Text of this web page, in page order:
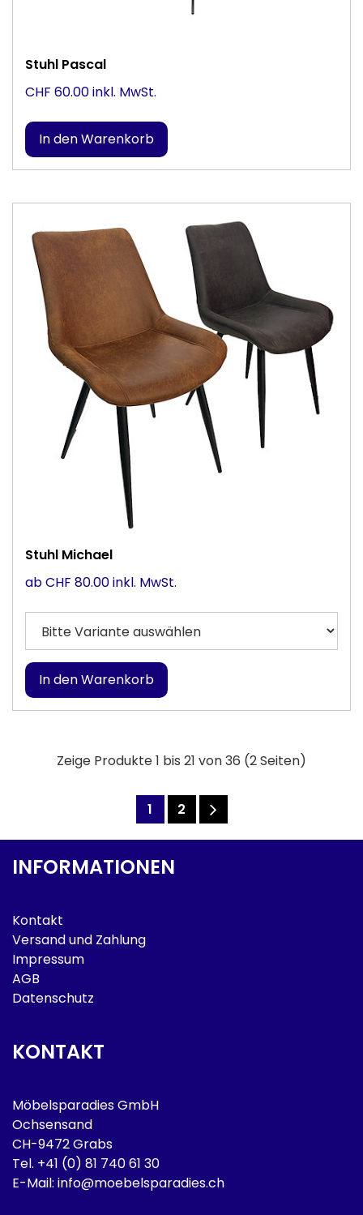
Stuhl Pascal
CHF 60.00 inkl. MwSt.
Stuhl Michael
ab CHF 80.00 inkl. MwSt.
Zeige Produkte 1 bis 21 von 36 (2 Seiten)
1 2
INFORMATIONEN
Kontakt
Versand und Zahlung
Impressum
AGB
Datenschutz
KONTAKT
Möbelsparadies GmbH
Ochsensand
CH-9472 Grabs
Tel. +41 (0) 81 740 61 30
E-Mail: info@moebelsparadies.ch